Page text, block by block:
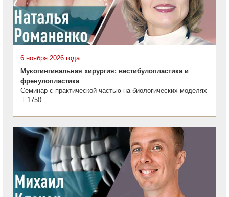
6 ноября 2026 года
Мукогингивальная хирургия: вестибулопластика и
френулопластика
Семинар с практической частью на биологических моделях
1750